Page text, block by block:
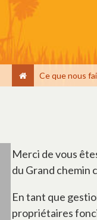
Ce que nous
Merci de vous
du Grand chemin
En tant que
propriétaires